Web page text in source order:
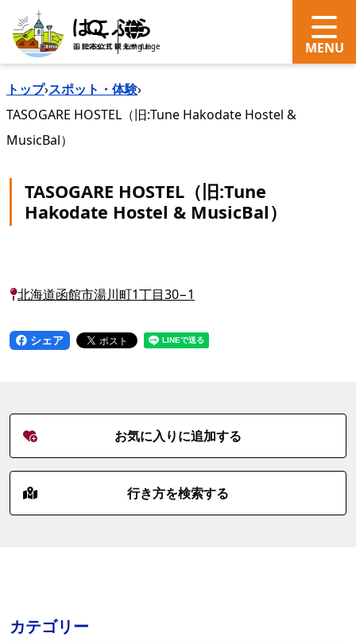
search Language
トップ›スポット・体験›
TASOGARE HOSTEL（旧:Tune Hakodate Hostel &
MusicBal）
TASOGARE HOSTEL（旧:Tune
Hakodate Hostel & MusicBal）
北海道函館市湯川町1丁目30−1
シェア
お気に入りに追加する
行き方を検索する
カテゴリー